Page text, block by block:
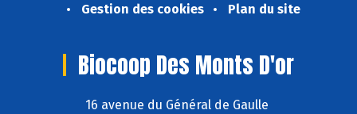
Gestion des cookies
Plan du site
Biocoop Des Monts D'or
16 avenue du Général de Gaulle